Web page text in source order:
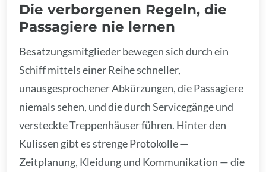
Die verborgenen Regeln, die
Passagiere nie lernen
Besatzungsmitglieder bewegen sich durch ein
Schiff mittels einer Reihe schneller,
unausgesprochener Abkürzungen, die Passagiere
niemals sehen, und die durch Servicegänge und
versteckte Treppenhäuser führen. Hinter den
Kulissen gibt es strenge Protokolle —
Zeitplanung, Kleidung und Kommunikation — die